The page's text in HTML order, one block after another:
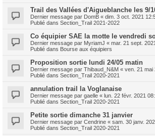
Trail des Vallées d'Aigueblanche les 9/
Dernier message par DomB « dim. 3 oct. 2021
Publié dans Section_Trail 2021-2022
Co équipier SAE la motte le vendredi
Dernier message par MyriamJ « mar. 21 sept.
Publié dans Bourse aux équipiers
Proposition sortie lundi 24/05 matin
Dernier message par Thibaud_N&M « ven. 21 mai
Publié dans Section_Trail 2020-2021
annulation trail la Voglanaise
Dernier message par gaelle « lun. 22 févr. 2021
Publié dans Section_Trail 2020-2021
Petite sortie dimanche 31 janvier
Dernier message par Cendrine « sam. 30 janv.
Publié dans Section_Trail 2020-2021